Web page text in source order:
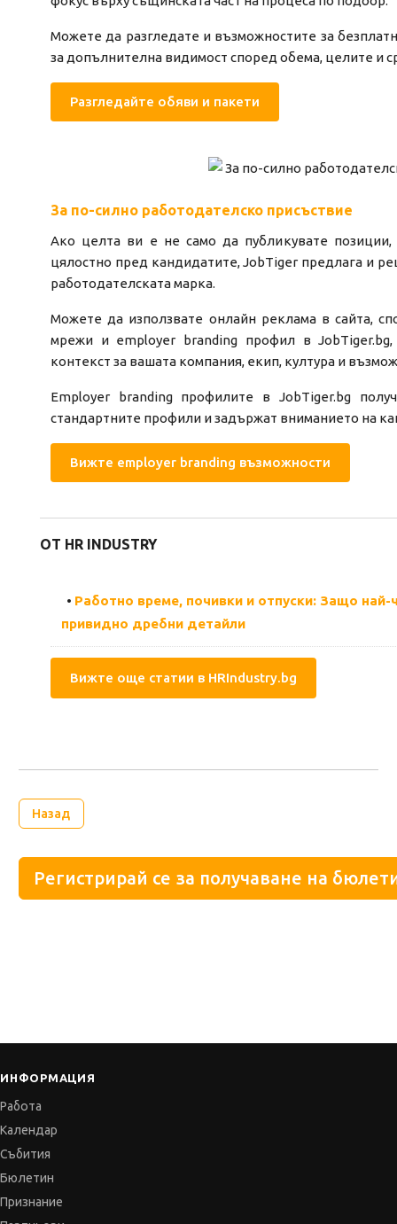
Можете да разгледате и възможностите за
за допълнителна видимост според обема, целите и
Разгледайте обяви и пакети
За по-силно работодателско присъствие
Ако целта ви е не само да публикувате
цялостно пред кандидатите, JobTiger предлага и
работодателската марка.
Можете да използвате онлайн реклама в сайта,
мрежи и employer branding профил в
контекст за вашата компания, екип, култура и
Employer branding профилите в JobTiger.bg
стандартните профили и задържат вниманието на
Вижте employer branding възможности
ОТ HR INDUSTRY
• Работно време, почивки и отпуски: Защо най-
привидно дребни детайли
Вижте още статии в HRIndustry.bg
Назад
Регистрирай се за получаване на
Събития
Бюлетин
Партньори